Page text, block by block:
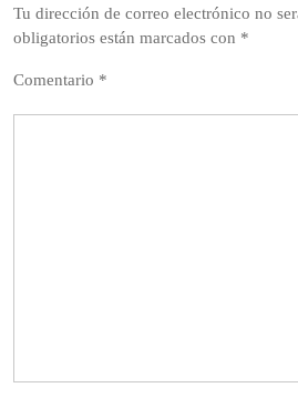
Tu dirección de correo electrónico no
obligatorios están marcados con *
Comentario *